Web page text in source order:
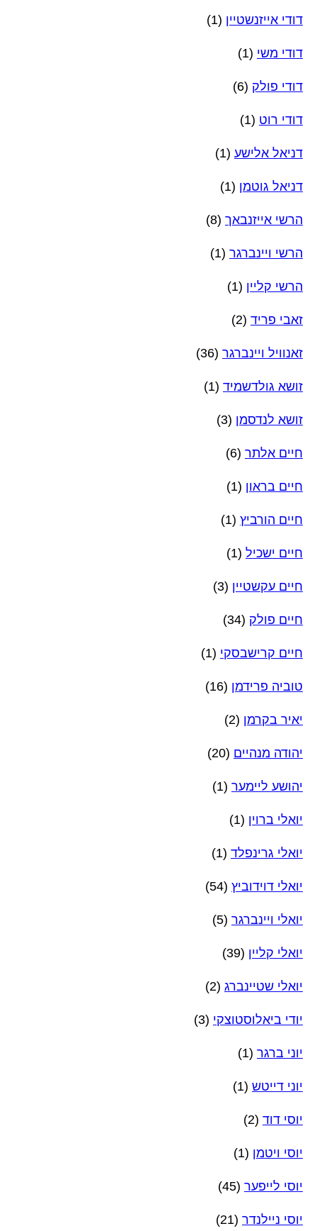
דודי אייזנשטיין (1)
דודי משי (1)
דודי פולק (6)
דודי רוט (1)
דניאל אלישע (1)
דניאל גוטמן (1)
הרשי אייזנבאך (8)
הרשי ויינברגר (1)
הרשי קליין (1)
זאבי פריד (2)
זאנוויל ויינברגר (36)
זושא גולדשמיד (1)
זושא לנדסמן (3)
חיים אלתר (6)
חיים בראון (1)
חיים הורביץ (1)
חיים ישכיל (1)
חיים עקשטיין (3)
חיים פולק (34)
חיים קרישבסקי (1)
טוביה פרידמן (16)
יאיר בקרמן (2)
יהודה מנהיים (20)
יהושע ליימער (1)
יואלי ברוין (1)
יואלי גרינפלד (1)
יואלי דוידוביץ (54)
יואלי ויינברגר (5)
יואלי קליין (39)
יואלי שטיינברג (2)
יודי ביאלוסטוצקי (3)
יוני ברגר (1)
יוני דייטש (1)
יוסי דוד (2)
יוסי ויטמן (1)
יוסי לייפער (45)
יוסי ניילנדר (21)